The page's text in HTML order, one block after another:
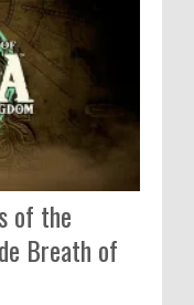
of the
Breath of